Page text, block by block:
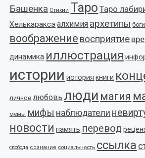
Башенка Стихии Таро Таро
Хелькараксэ алхимия архетипы боги
воображение восприятие
динамика иллюстрация
истории история книги
личное любовь люди магия
мемы мифы наблюдатели
новости память перевод
свобода сознание социальность ссылка